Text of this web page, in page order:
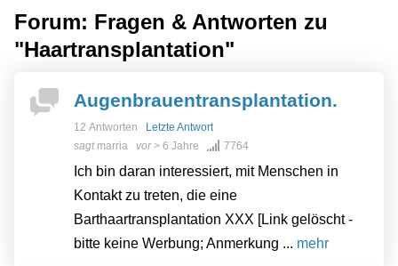
Forum: Fragen & Antworten zu
"Haartransplantation"
Augenbrauentransplantation.
12 Antworten
Letzte Antwort
sagt marria vor> 6 Jahre 7764
Ich bin daran interessiert, mit Menschen in
Kontakt zu treten, die eine
Barthaartransplantation XXX [Link gelöscht -
bitte keine Werbung; Anmerkung ... mehr